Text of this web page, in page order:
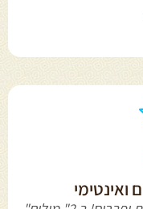
ואינטימי